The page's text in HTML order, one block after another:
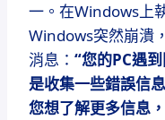
一。 在Windows上
Windows突然崩潰
消息： “您的PC遇
是收集一些錯誤信
您想了解更多信息